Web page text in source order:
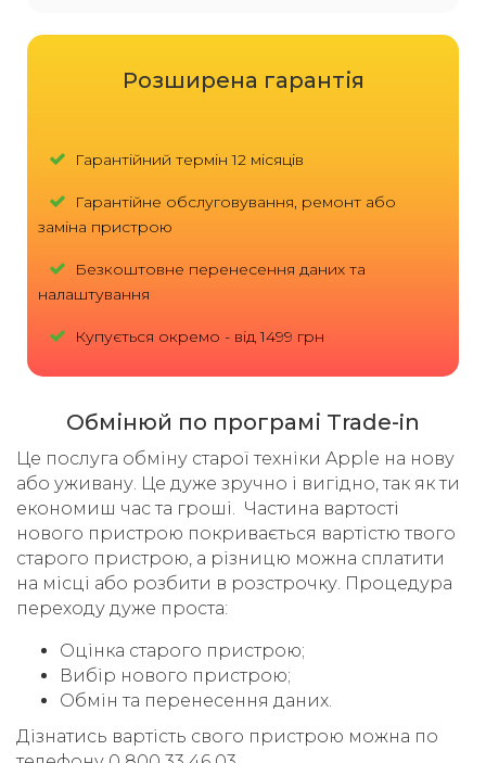
Розширена гарантія
Гарантійний термін 12 місяців
Гарантійне обслуговування, ремонт або
заміна пристрою
Безкоштовне перенесення даних та
налаштування
Купується окремо - від 1499 грн
Обмінюй по програмі Trade-in
Це послуга обміну старої техніки Apple на нову
або уживану. Це дуже зручно і вигідно, так як ти
економиш час та гроші. Частина вартості
нового пристрою покривається вартістю твого
старого пристрою, а різницю можна сплатити
на місці або розбити в розстрочку. Процедура
переходу дуже проста:
Оцінка старого пристрою;
Вибір нового пристрою;
Обмін та перенесення даних.
Дізнатись вартість свого пристрою можна по